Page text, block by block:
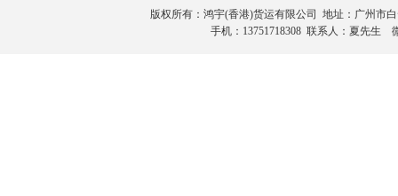
版权所有：鸿宇(香港)货运有限公司 地址：广州市
手机：13751718308 联系人：夏先生